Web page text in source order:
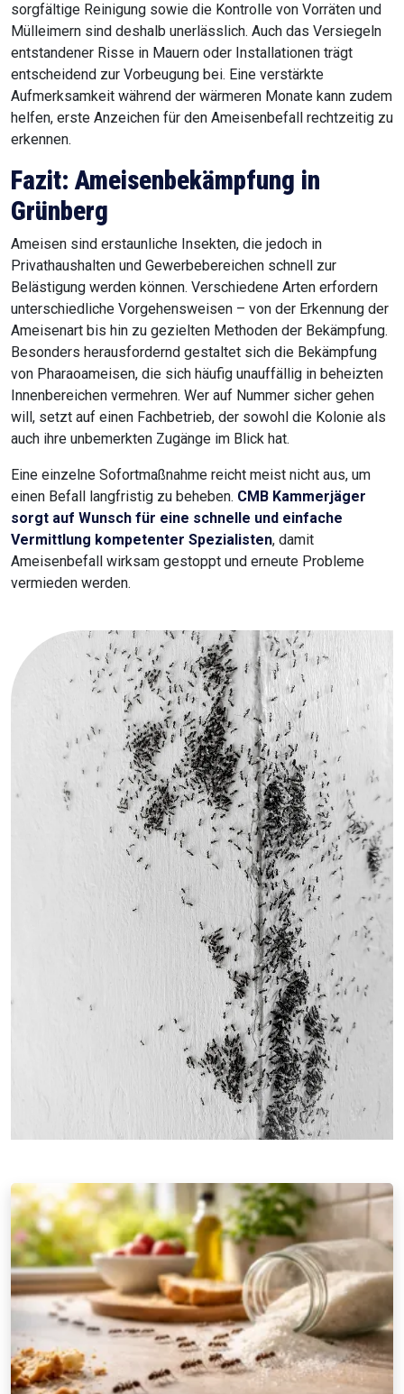
sorgfältige Reinigung sowie die Kontrolle von Vorräten und
Mülleimern sind deshalb unerlässlich. Auch das Versiegeln
entstandener Risse in Mauern oder Installationen trägt
entscheidend zur Vorbeugung bei. Eine verstärkte
Aufmerksamkeit während der wärmeren Monate kann zudem
helfen, erste Anzeichen für den Ameisenbefall rechtzeitig zu
erkennen.
Fazit: Ameisenbekämpfung in
Grünberg
Ameisen sind erstaunliche Insekten, die jedoch in
Privathaushalten und Gewerbebereichen schnell zur
Belästigung werden können. Verschiedene Arten erfordern
unterschiedliche Vorgehensweisen – von der Erkennung der
Ameisenart bis hin zu gezielten Methoden der Bekämpfung.
Besonders herausfordernd gestaltet sich die Bekämpfung
von Pharaoameisen, die sich häufig unauffällig in beheizten
Innenbereichen vermehren. Wer auf Nummer sicher gehen
will, setzt auf einen Fachbetrieb, der sowohl die Kolonie als
auch ihre unbemerkten Zugänge im Blick hat.
Eine einzelne Sofortmaßnahme reicht meist nicht aus, um
einen Befall langfristig zu beheben. CMB Kammerjäger
sorgt auf Wunsch für eine schnelle und einfache
Vermittlung kompetenter Spezialisten, damit
Ameisenbefall wirksam gestoppt und erneute Probleme
vermieden werden.